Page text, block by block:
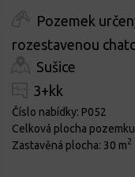
Pozemek
rozestavenou
Sušice
3+kk
Číslo nabídky: P052
Celková plocha
Zastavěná plocha: 30 m2